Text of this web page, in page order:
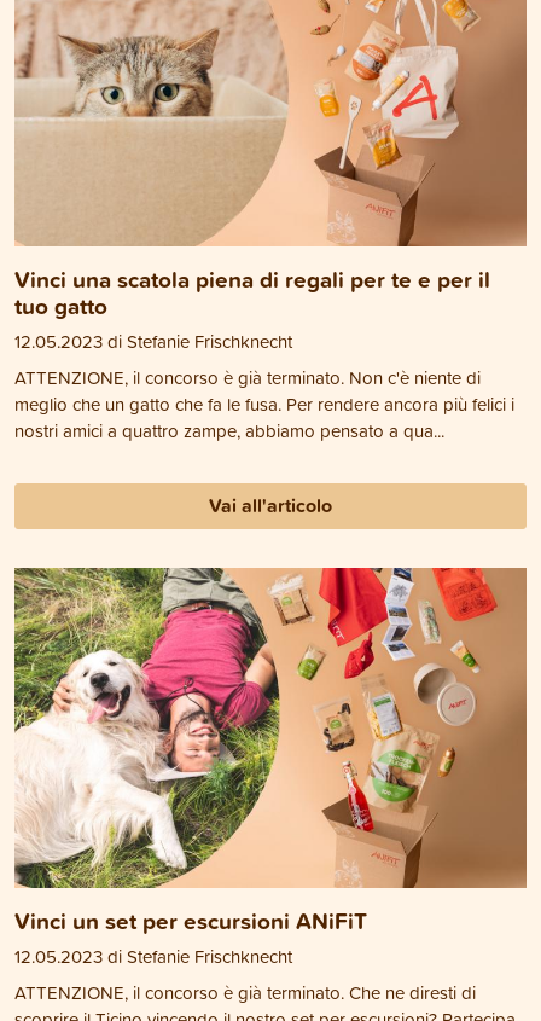
Vinci una scatola piena di regali per te e per il
tuo gatto
12.05.2023 di Stefanie Frischknecht
ATTENZIONE, il concorso è già terminato. Non c'è niente di
meglio che un gatto che fa le fusa. Per rendere ancora più felici i
nostri amici a quattro zampe, abbiamo pensato a qua...
Vai all'articolo
Vinci un set per escursioni ANiFiT
12.05.2023 di Stefanie Frischknecht
ATTENZIONE, il concorso è già terminato. Che ne diresti di